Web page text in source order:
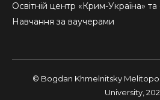
Освітній центр «Крим-Україна»
Навчання за ваучерами
© Bogdan Khmelnitsky
University,